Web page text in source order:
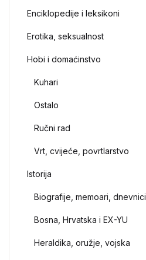
Enciklopedije i leksikoni
Erotika, seksualnost
Hobi i domaćinstvo
Kuhari
Ostalo
Ručni rad
Vrt, cvijeće, povrtlarstvo
Istorija
Biografije, memoari, dnevnici
Bosna, Hrvatska i EX-YU
Heraldika, oružje, vojska